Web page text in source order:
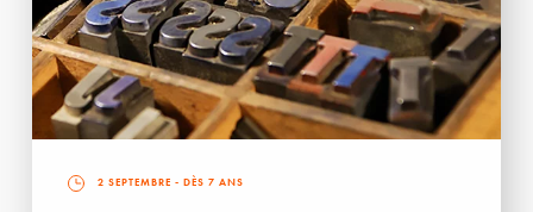
2 SEPTEMBRE - DÈS 7 ANS